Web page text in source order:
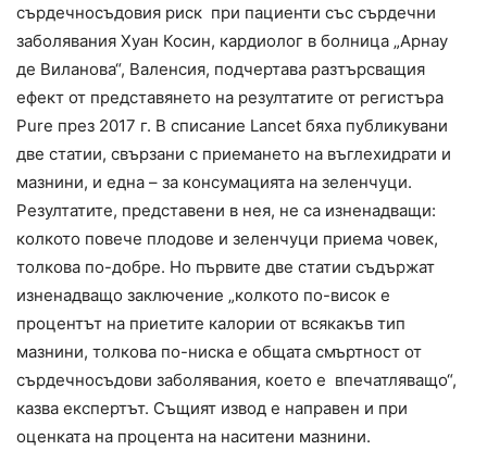
сърдечносъдовия риск при пациенти със сърдечни
заболявания Хуан Косин, кардиолог в болница „Арнау
де Виланова“, Валенсия, подчертава разтърсващия
ефект от представянето на резултатите от регистъра
Pure през 2017 г. В списание Lancet бяха публикувани
две статии, свързани с приемането на въглехидрати и
мазнини, и една – за консумацията на зеленчуци.
Резултатите, представени в нея, не са изненадващи:
колкото повече плодове и зеленчуци приема човек,
толкова по-добре. Но първите две статии съдържат
изненадващо заключение „колкото по-висок е
процентът на приетите калории от всякакъв тип
мазнини, толкова по-ниска е общата смъртност от
сърдечносъдови заболявания, което е впечатляващо“,
казва експертът. Същият извод е направен и при
оценката на процента на наситени мазнини.